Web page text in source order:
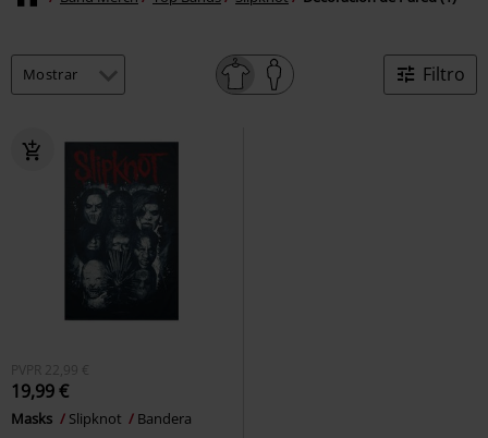
Filtro
PVPR 22,99 €
19,99 €
Masks Slipknot Bandera